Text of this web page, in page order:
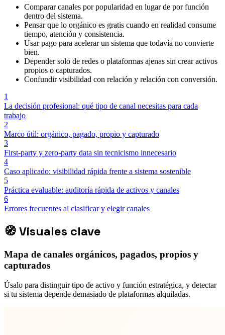
Comparar canales por popularidad en lugar de por función
dentro del sistema.
Pensar que lo orgánico es gratis cuando en realidad consume
tiempo, atención y consistencia.
Usar pago para acelerar un sistema que todavía no convierte
bien.
Depender solo de redes o plataformas ajenas sin crear activos
propios o capturados.
Confundir visibilidad con relación y relación con conversión.
1
La decisión profesional: qué tipo de canal necesitas para cada
trabajo
2
Marco útil: orgánico, pagado, propio y capturado
3
First-party y zero-party data sin tecnicismo innecesario
4
Caso aplicado: visibilidad rápida frente a sistema sostenible
5
Práctica evaluable: auditoría rápida de activos y canales
6
Errores frecuentes al clasificar y elegir canales
🧭Visuales clave
Mapa de canales orgánicos, pagados, propios y
capturados
Úsalo para distinguir tipo de activo y función estratégica, y detectar
si tu sistema depende demasiado de plataformas alquiladas.